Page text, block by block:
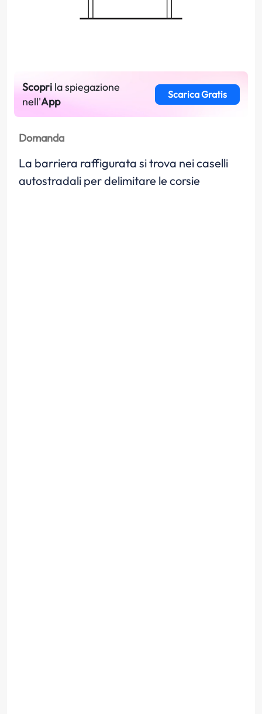
Scopri la spiegazione
nell'App
Scarica Gratis
Domanda
La barriera raffigurata si trova nei caselli
autostradali per delimitare le corsie